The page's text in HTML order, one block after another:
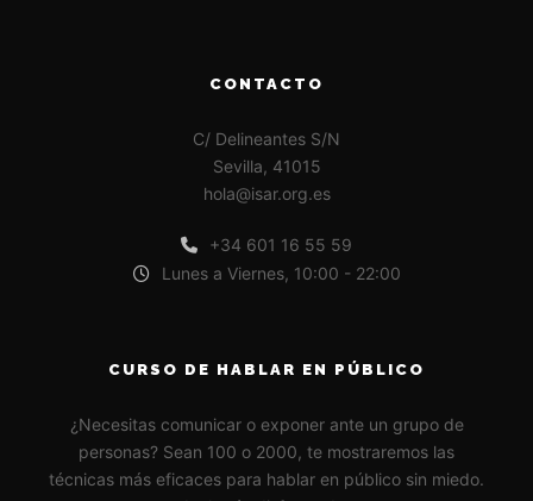
CONTACTO
C/ Delineantes S/N
Sevilla, 41015
hola@isar.org.es
+34 601 16 55 59
Lunes a Viernes, 10:00 - 22:00
CURSO DE HABLAR EN PÚBLICO
¿Necesitas comunicar o exponer ante un grupo de
personas? Sean 100 o 2000, te mostraremos las
técnicas más eficaces para hablar en público sin miedo.